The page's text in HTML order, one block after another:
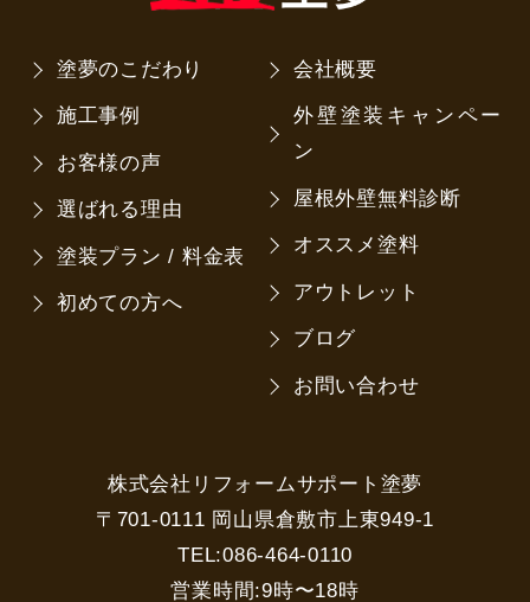
塗夢のこだわり
施工事例
お客様の声
選ばれる理由
塗装プラン / 料金表
初めての方へ
会社概要
外壁塗装キャンペー
ン
屋根外壁無料診断
オススメ塗料
アウトレット
ブログ
お問い合わせ
株式会社リフォームサポート塗夢
〒701-0111 岡山県倉敷市上東949-1
TEL:086-464-0110
営業時間:9時〜18時